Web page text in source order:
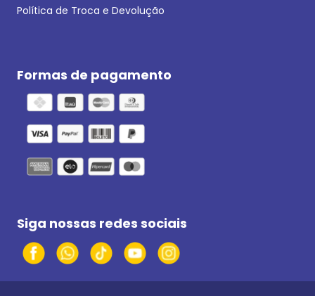
Política de Troca e Devolução
Formas de pagamento
Siga nossas redes sociais